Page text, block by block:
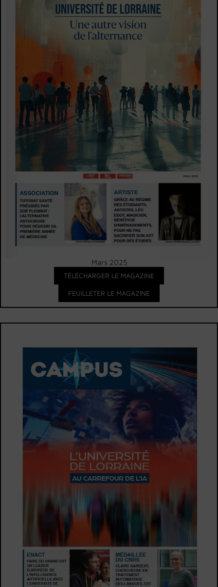
Mars 2025
TÉLÉCHARGER LE MAGAZINE
FEUILLETER LE MAGAZINE